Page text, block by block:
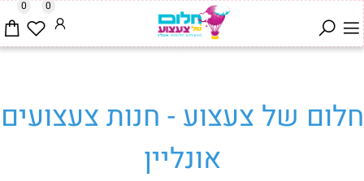
0 0
חלום של צעצוע - חנות צעצועים
אונליין